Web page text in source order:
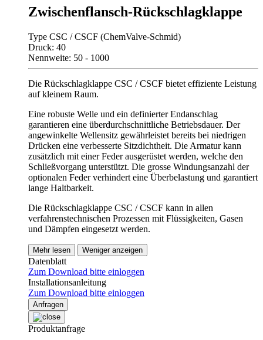
Zwischenflansch-Rückschlagklappe
Type CSC / CSCF (ChemValve-Schmid)
Druck: 40
Nennweite: 50 - 1000
Die Rückschlagklappe CSC / CSCF bietet effiziente Leistung
auf kleinem Raum.
Eine robuste Welle und ein definierter Endanschlag
garantieren eine überdurchschnittliche Betriebsdauer. Der
angewinkelte Wellensitz gewährleistet bereits bei niedrigen
Drücken eine verbesserte Sitzdichtheit. Die Armatur kann
zusätzlich mit einer Feder ausgerüstet werden, welche den
Schließvorgang unterstützt. Die grosse Windungsanzahl der
optionalen Feder verhindert eine Überbelastung und garantiert
lange Haltbarkeit.
Die Rückschlagklappe CSC / CSCF kann in allen
verfahrenstechnischen Prozessen mit Flüssigkeiten, Gasen
und Dämpfen eingesetzt werden.
Mehr lesen Weniger anzeigen
Datenblatt
Zum Download bitte einloggen
Installationsanleitung
Zum Download bitte einloggen
Anfragen
Produktanfrage